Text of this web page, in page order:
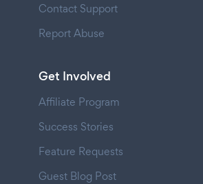
Contact Support
Report Abuse
Get Involved
Affiliate Program
Success Stories
Feature Requests
Guest Blog Post